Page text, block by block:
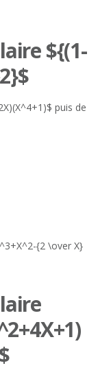
${(1-
puis de
{2 \over X}